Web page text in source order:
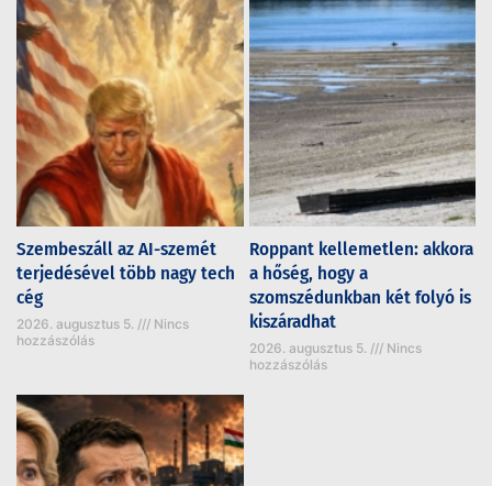
Szembeszáll az AI-szemét
terjedésével több nagy tech
cég
2026. augusztus 5.
Nincs
hozzászólás
Roppant kellemetlen: akkora
a hőség, hogy a
szomszédunkban két folyó is
kiszáradhat
2026. augusztus 5.
Nincs
hozzászólás